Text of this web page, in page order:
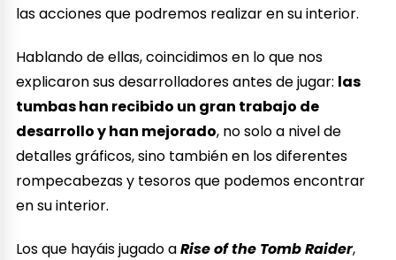
las acciones que podremos realizar en su interior.
Hablando de ellas, coincidimos en lo que nos
explicaron sus desarrolladores antes de jugar: las
tumbas han recibido un gran trabajo de
desarrollo y han mejorado, no solo a nivel de
detalles gráficos, sino también en los diferentes
rompecabezas y tesoros que podemos encontrar
en su interior.
Los que hayáis jugado aRise of the Tomb Raider,